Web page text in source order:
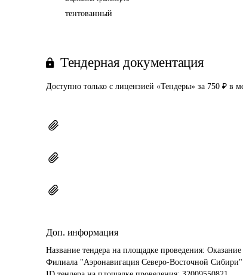
тентованный
Тендерная документация
Доступно только с лицензией «Тендеры» за 750 ₽ в
Доп. информация
Название тендера на площадке проведения:
Филиала "Аэронавигация Северо-Восточной Сибири"